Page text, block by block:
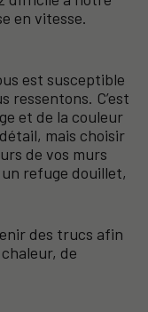
en vitesse.
est susceptible
ressentons. C’est
et de la couleur
mais choisir
de vos murs
refuge douillet,
des trucs afin
de